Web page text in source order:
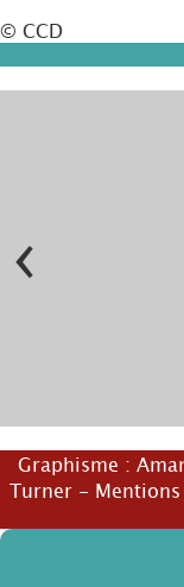
© CCD
© Hélène Rase
‹
Graphisme :
Turner - Mentions